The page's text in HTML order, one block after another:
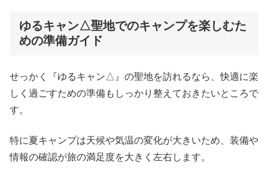
ゆるキャン△聖地でのキャンプを楽しむた
めの準備ガイド
せっかく『ゆるキャン△』の聖地を訪れるなら、快適に楽
しく過ごすための準備もしっかり整えておきたいところで
す。
特に夏キャンプは天候や気温の変化が大きいため、装備や
情報の確認が旅の満足度を大きく左右します。